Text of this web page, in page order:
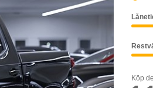
Köp